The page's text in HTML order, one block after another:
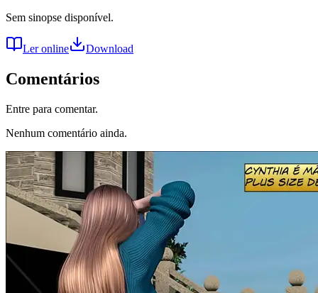
Sem sinopse disponível.
Ler online Download
Comentários
Entre para comentar.
Nenhum comentário ainda.